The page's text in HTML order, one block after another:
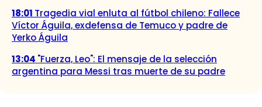
18:01 Tragedia vial enluta al fútbol chileno: Fallece
Víctor Águila, exdefensa de Temuco y padre de
Yerko Águila
13:04 "Fuerza, Leo": El mensaje de la selección
argentina para Messi tras muerte de su padre